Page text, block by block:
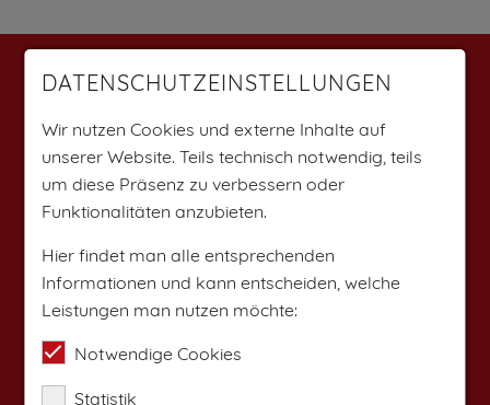
Weitere Angebote findest du auf:
DATENSCHUTZEINSTELLUNGEN
Wir nutzen Cookies und externe Inhalte auf
unserer Website. Teils technisch notwendig, teils
um diese Präsenz zu verbessern oder
Funktionalitäten anzubieten.
Hier findet man alle entsprechenden
Informationen und kann entscheiden, welche
Leistungen man nutzen möchte:
Notwendige Cookies
Statistik